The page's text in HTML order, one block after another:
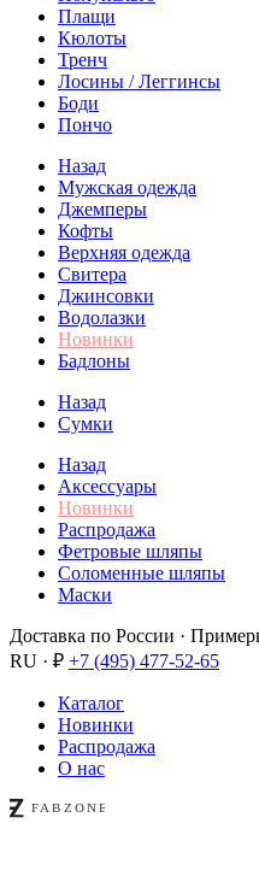
Плащи
Кюлоты
Тренч
Лосины / Леггинсы
Боди
Пончо
Назад
Мужская одежда
Джемперы
Кофты
Верхняя одежда
Свитера
Джинсовки
Водолазки
Новинки
Бадлоны
Назад
Сумки
Назад
Аксессуары
Новинки
Распродажа
Фетровые шляпы
Соломенные шляпы
Маски
Доставка по России ·
RU · ₽ +7 (495) 477-52-65
Каталог
Новинки
Распродажа
О нас